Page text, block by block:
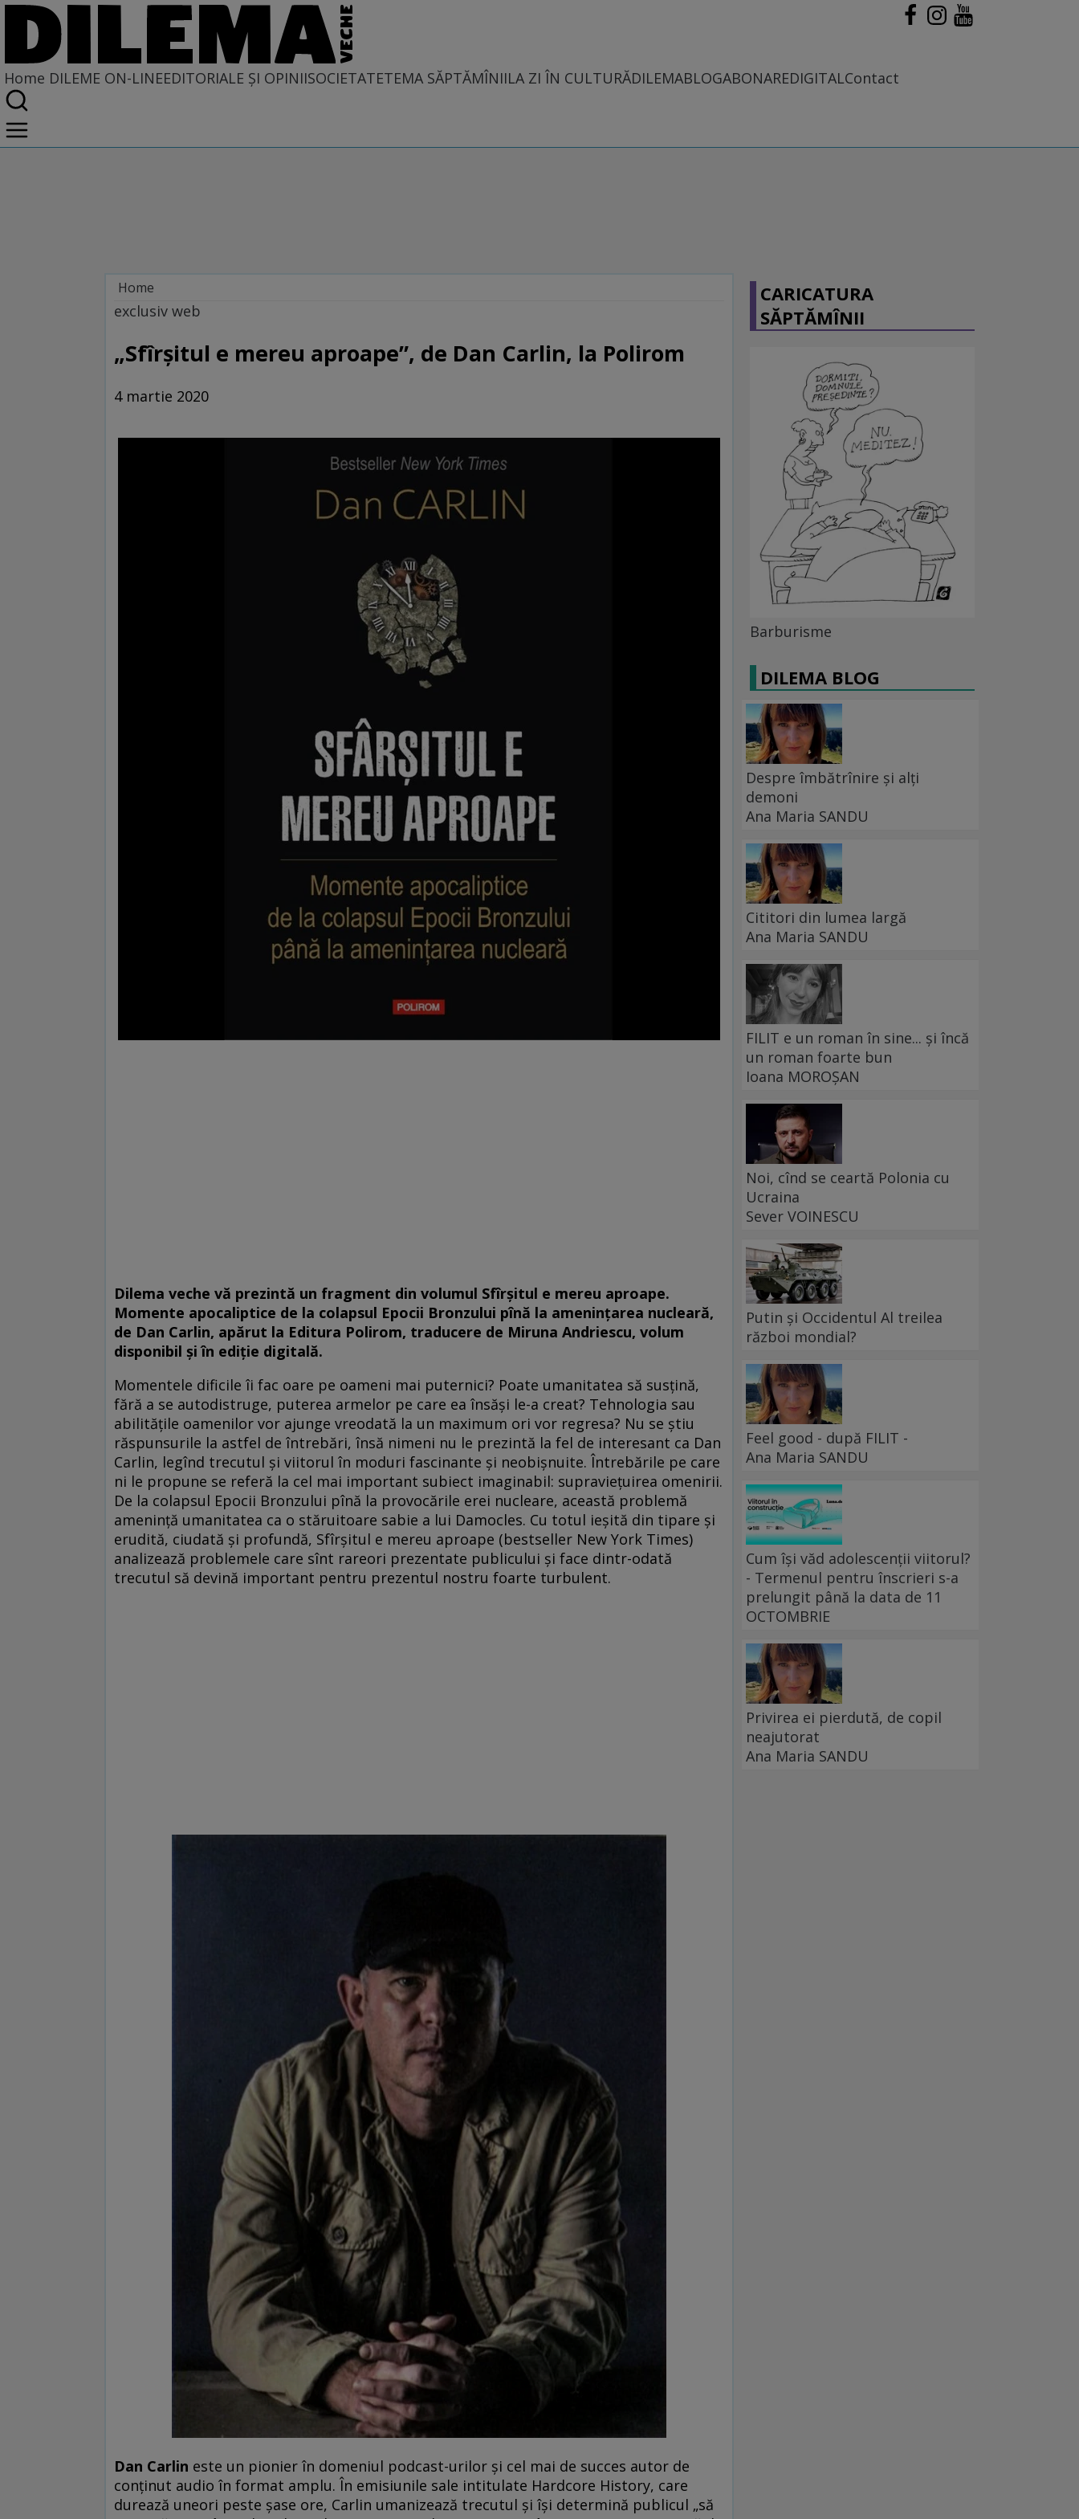
Home DILEME ON-LINEEDITORIALE ȘI OPINIISOCIETATETEMA SĂPTĂMÎNIILA ZI ÎN CULTURĂDILEMABLOGABONAREDIGITALContact
Home
Dileme on-line
exclusiv web
„Sfîrșitul e mereu aproape”, de Dan Carlin, la Polirom
4 martie 2020
Dilema veche vă prezintă un fragment din volumul Sfîrșitul e mereu aproape.
Momente apocaliptice de la colapsul Epocii Bronzului pînă la amenințarea nucleară,
de Dan Carlin, apărut la Editura Polirom, traducere de Miruna Andriescu, volum
disponibil şi în ediţie digitală.
Momentele dificile îi fac oare pe oameni mai puternici? Poate umanitatea să susţină,
fără a se autodistruge, puterea armelor pe care ea însăşi le-a creat? Tehnologia sau
abilităţile oamenilor vor ajunge vreodată la un maximum ori vor regresa? Nu se ştiu
răspunsurile la astfel de întrebări, însă nimeni nu le prezintă la fel de interesant ca Dan
Carlin, legînd trecutul şi viitorul în moduri fascinante şi neobişnuite. Întrebările pe care
ni le propune se referă la cel mai important subiect imaginabil: supravieţuirea omenirii.
De la colapsul Epocii Bronzului pînă la provocările erei nucleare, această problemă
ameninţă umanitatea ca o stăruitoare sabie a lui Damocles. Cu totul ieşită din tipare şi
erudită, ciudată şi profundă, Sfîrşitul e mereu aproape (bestseller New York Times)
analizează problemele care sînt rareori prezentate publicului şi face dintr-odată
trecutul să devină important pentru prezentul nostru foarte turbulent.
Dan Carlin este un pionier în domeniul podcast-urilor şi cel mai de succes autor de
conţinut audio în format amplu. În emisiunile sale intitulate Hardcore History, care
durează uneori peste şase ore, Carlin umanizează trecutul şi îşi determină publicul „să
CARICATURA
SĂPTĂMÎNII
Barburisme
DILEMA BLOG
Despre îmbătrînire și alți
demoni
Ana Maria SANDU
Cititori din lumea largă
Ana Maria SANDU
FILIT e un roman în sine... și încă
un roman foarte bun
Ioana MOROȘAN
Noi, cînd se ceartă Polonia cu
Ucraina
Sever VOINESCU
Putin și Occidentul Al treilea
război mondial?
Feel good - după FILIT -
Ana Maria SANDU
Cum își văd adolescenții viitorul?
- Termenul pentru înscrieri s-a
prelungit până la data de 11
OCTOMBRIE
Privirea ei pierdută, de copil
neajutorat
Ana Maria SANDU